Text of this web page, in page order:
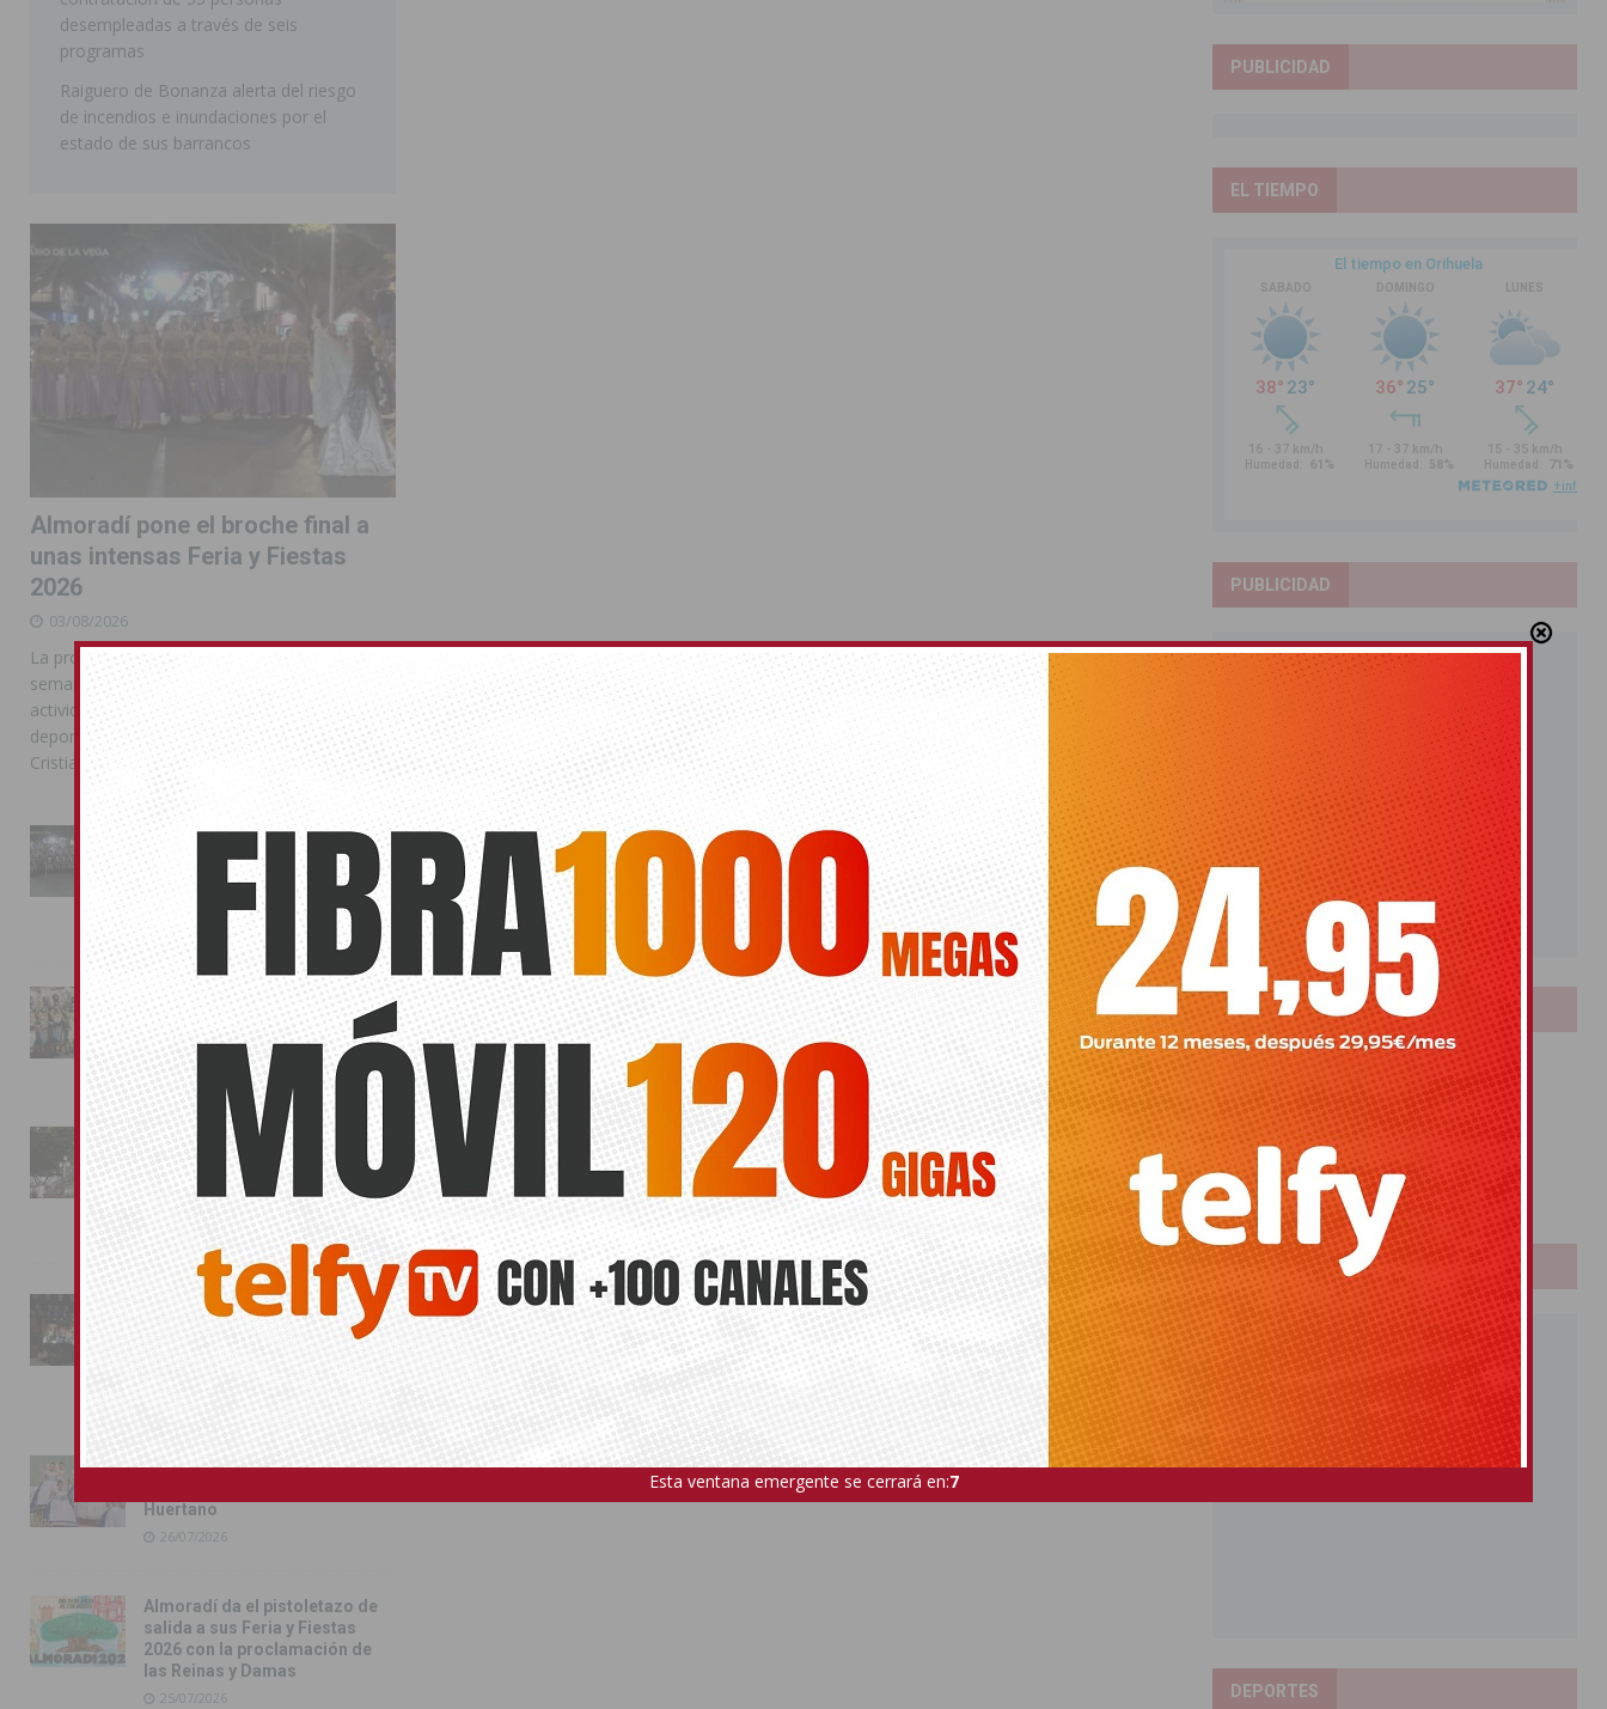
desempleadas a través de seis
programas
Raiguero de Bonanza alerta del riesgo
de incendios e inundaciones por el
estado de sus barrancos
Almoradí pone el broche final a
unas intensas Feria y Fiestas
2026
03/08/2026
La programación reunió durante más de una
semana actos institucionales, conciertos,
actividades familiares, competiciones
deportivas y las celebraciones de Moros y
Cristianos
La Entrada Cristiana llena de
esplendor las calles de
Almoradí en una multitudinaria
jornada festera
02/08/2026
La magia de la Entrada Mora
conquista las calles de
Almoradí
01/08/2026
La fiesta se adueña de
Almoradí con la presentación
de los cargos festeros y la
toma del castillo
31/07/2026
Pilar de la Horadada
conmemora con emoción el
40º aniversario de su
independencia como municipio
31/07/2026
Almoradí presume de raíces
Huertano
26/07/2026
Almoradí da el pistoletazo de
salida a sus Feria y Fiestas
2026 con la proclamación de
las Reinas y Damas
25/07/2026
PUBLICIDAD
EL TIEMPO
PUBLICIDAD
LOTERIAS
Bonoloto
Primitiva
El Gordo
Euromillones
Loteria
Once
PUBLICIDAD
DEPORTES
Esta ventana emergente se cerrará en:6